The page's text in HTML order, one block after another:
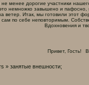
менее дорогие участники
немножко завышено и
ветер. Итак, мы готовили этот
сам по себе неповторимым.
Вдохновения и
Привет, Гость!
» занятые внешности;